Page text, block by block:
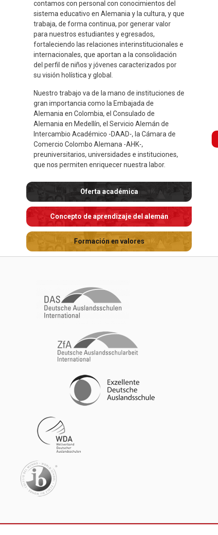
contamos con personal con conocimientos del
sistema educativo en Alemania y la cultura, y que
trabaja, de forma continua, por generar valor
para nuestros estudiantes y egresados,
fortaleciendo las relaciones interinstitucionales e
internacionales, que aportan a la consolidación
del perfil de niños y jóvenes caracterizados por
su visión holística y global.
Nuestro trabajo va de la mano de instituciones de
gran importancia como la Embajada de
Alemania en Colombia, el Consulado de
Alemania en Medellín, el Servicio Alemán de
Intercambio Académico -DAAD-, la Cámara de
Comercio Colombo Alemana -AHK-,
preuniversitarios, universidades e instituciones,
que nos permiten enriquecer nuestra labor.
Oferta académica
Concepto de aprendizaje del alemán
Formación en valores